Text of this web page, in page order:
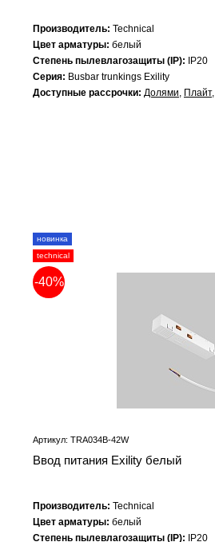
Производитель: Technical
Цвет арматуры: белый
Степень пылевлагозащиты (IP):
IP20
Серия: Busbar trunkings Exility
Доступные рассрочки: Долями, Плайт,
новинка
technical
-40%
Артикул: TRA034B-42W
Ввод питания Exility белый
Производитель: Technical
Цвет арматуры: белый
Степень пылевлагозащиты (IP):
IP20